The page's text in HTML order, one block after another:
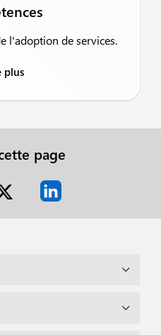
l'adoption de services.
plus
page